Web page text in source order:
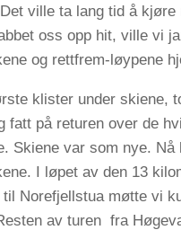
ville ta lang tid å kjøre
oss opp hit, ville vi
og rettfrem-løypene
klister under skiene,
fatt på returen over de
Skiene var som nye. Nå
I løpet av den 13
Norefjellstua møtte vi
av turen fra